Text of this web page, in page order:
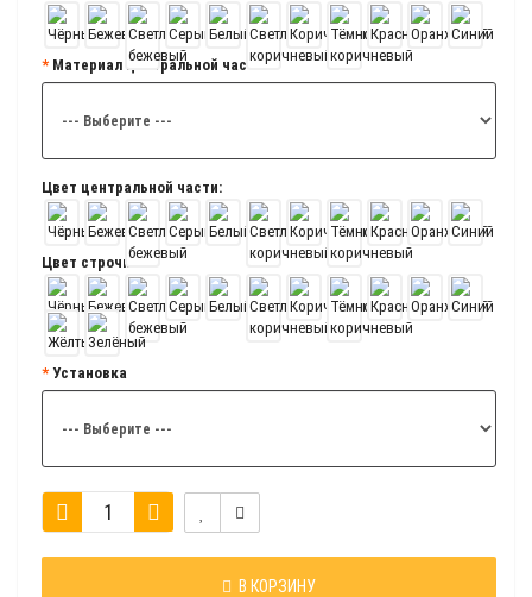
Материал центральной части
Цвет центральной части:
Цвет строчки:
Установка
В КОРЗИНУ